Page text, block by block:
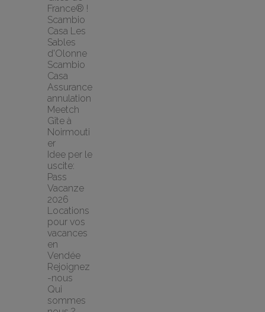
France® !
Scambio
Casa Les
Sables
d'Olonne
Scambio
Casa
Assurance
annulation
Meetch
Gîte à
Noirmouti
er
Idee per le
uscite:
Pass
Vacanze
2026
Locations
pour vos
vacances
en
Vendée
Rejoignez
-nous
Qui
sommes